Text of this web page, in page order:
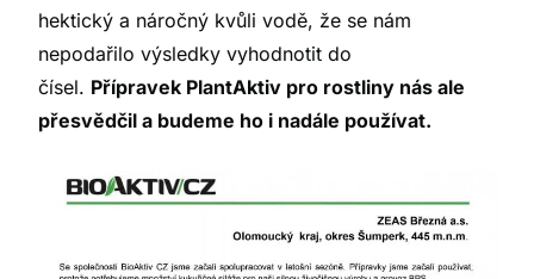
hektický a náročný kvůli vodě, že se nám
nepodařilo výsledky vyhodnotit do
čísel. Přípravek PlantAktiv pro rostliny nás ale
přesvědčil a budeme ho i nadále používat.